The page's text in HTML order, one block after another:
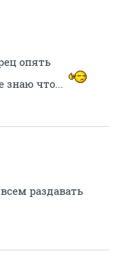
опять
знаю что...
раздавать